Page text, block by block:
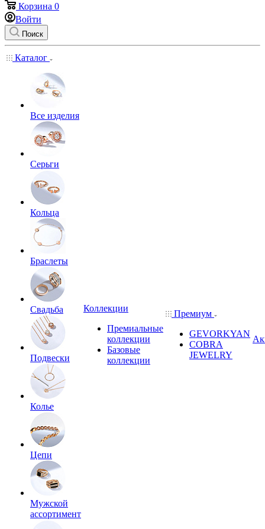
Корзина 0
Войти
Поиск
Каталог
Все изделия
Серьги
Кольца
Браслеты
Свадьба
Подвески
Колье
Цепи
Мужской
ассортимент
Коллекции
Премиальные
коллекции
Базовые
коллекции
Премиум
GEVORKYAN
COBRA
JEWELRY